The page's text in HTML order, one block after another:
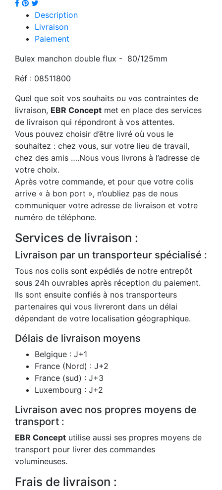
Description
Livraison
Paiement
Bulex manchon double flux - 80/125mm
Réf : 08511800
Quel que soit vos souhaits ou vos contraintes de
livraison, EBR Concept met en place des services
de livraison qui répondront à vos attentes.
Vous pouvez choisir d’être livré où vous le
souhaitez : chez vous, sur votre lieu de travail,
chez des amis ….Nous vous livrons à l’adresse de
votre choix.
Après votre commande, et pour que votre colis
arrive « à bon port », n’oubliez pas de nous
communiquer votre adresse de livraison et votre
numéro de téléphone.
Services de livraison :
Livraison par un transporteur spécialisé :
Tous nos colis sont expédiés de notre entrepôt
sous 24h ouvrables après réception du paiement.
Ils sont ensuite confiés à nos transporteurs
partenaires qui vous livreront dans un délai
dépendant de votre localisation géographique.
Délais de livraison moyens
Belgique : J+1
France (Nord) : J+2
France (sud) : J+3
Luxembourg : J+2
Livraison avec nos propres moyens de
transport :
EBR Concept utilise aussi ses propres moyens de
transport pour livrer des commandes
volumineuses.
Frais de livraison :